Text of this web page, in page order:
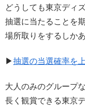
どうしても東京ディ
抽選に当たることを
場所取りをするしか
▶抽選の当選確率を
大人のみのグループ
長く観賞できる東京